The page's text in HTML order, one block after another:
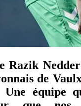
Razik
de
équipe